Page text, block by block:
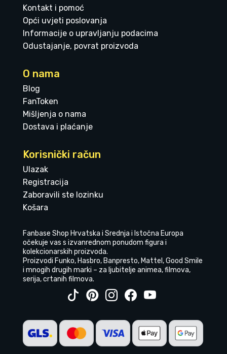
Kontakt i pomoć
Opći uvjeti poslovanja
Informacije o upravljanju podacima
Odustajanje, povrat proizvoda
O nama
Blog
FanToken
Mišljenja o nama
Dostava i plaćanje
Korisnički račun
Ulazak
Registracija
Zaboravili ste lozinku
Košara
Fanbase Shop Hrvatska i Srednja i Istočna Europa
očekuje vas s izvanrednom ponudom figura i
kolekcionarskih proizvoda.
Proizvodi Funko, Hasbro, Banpresto, Mattel, Good Smile
i mnogih drugih marki – za ljubitelje animea, filmova,
serija, crtanih filmova.